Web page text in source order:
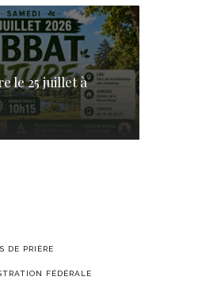
le 25 juillet à
DE PRIÈRE
FÉDÉRALE